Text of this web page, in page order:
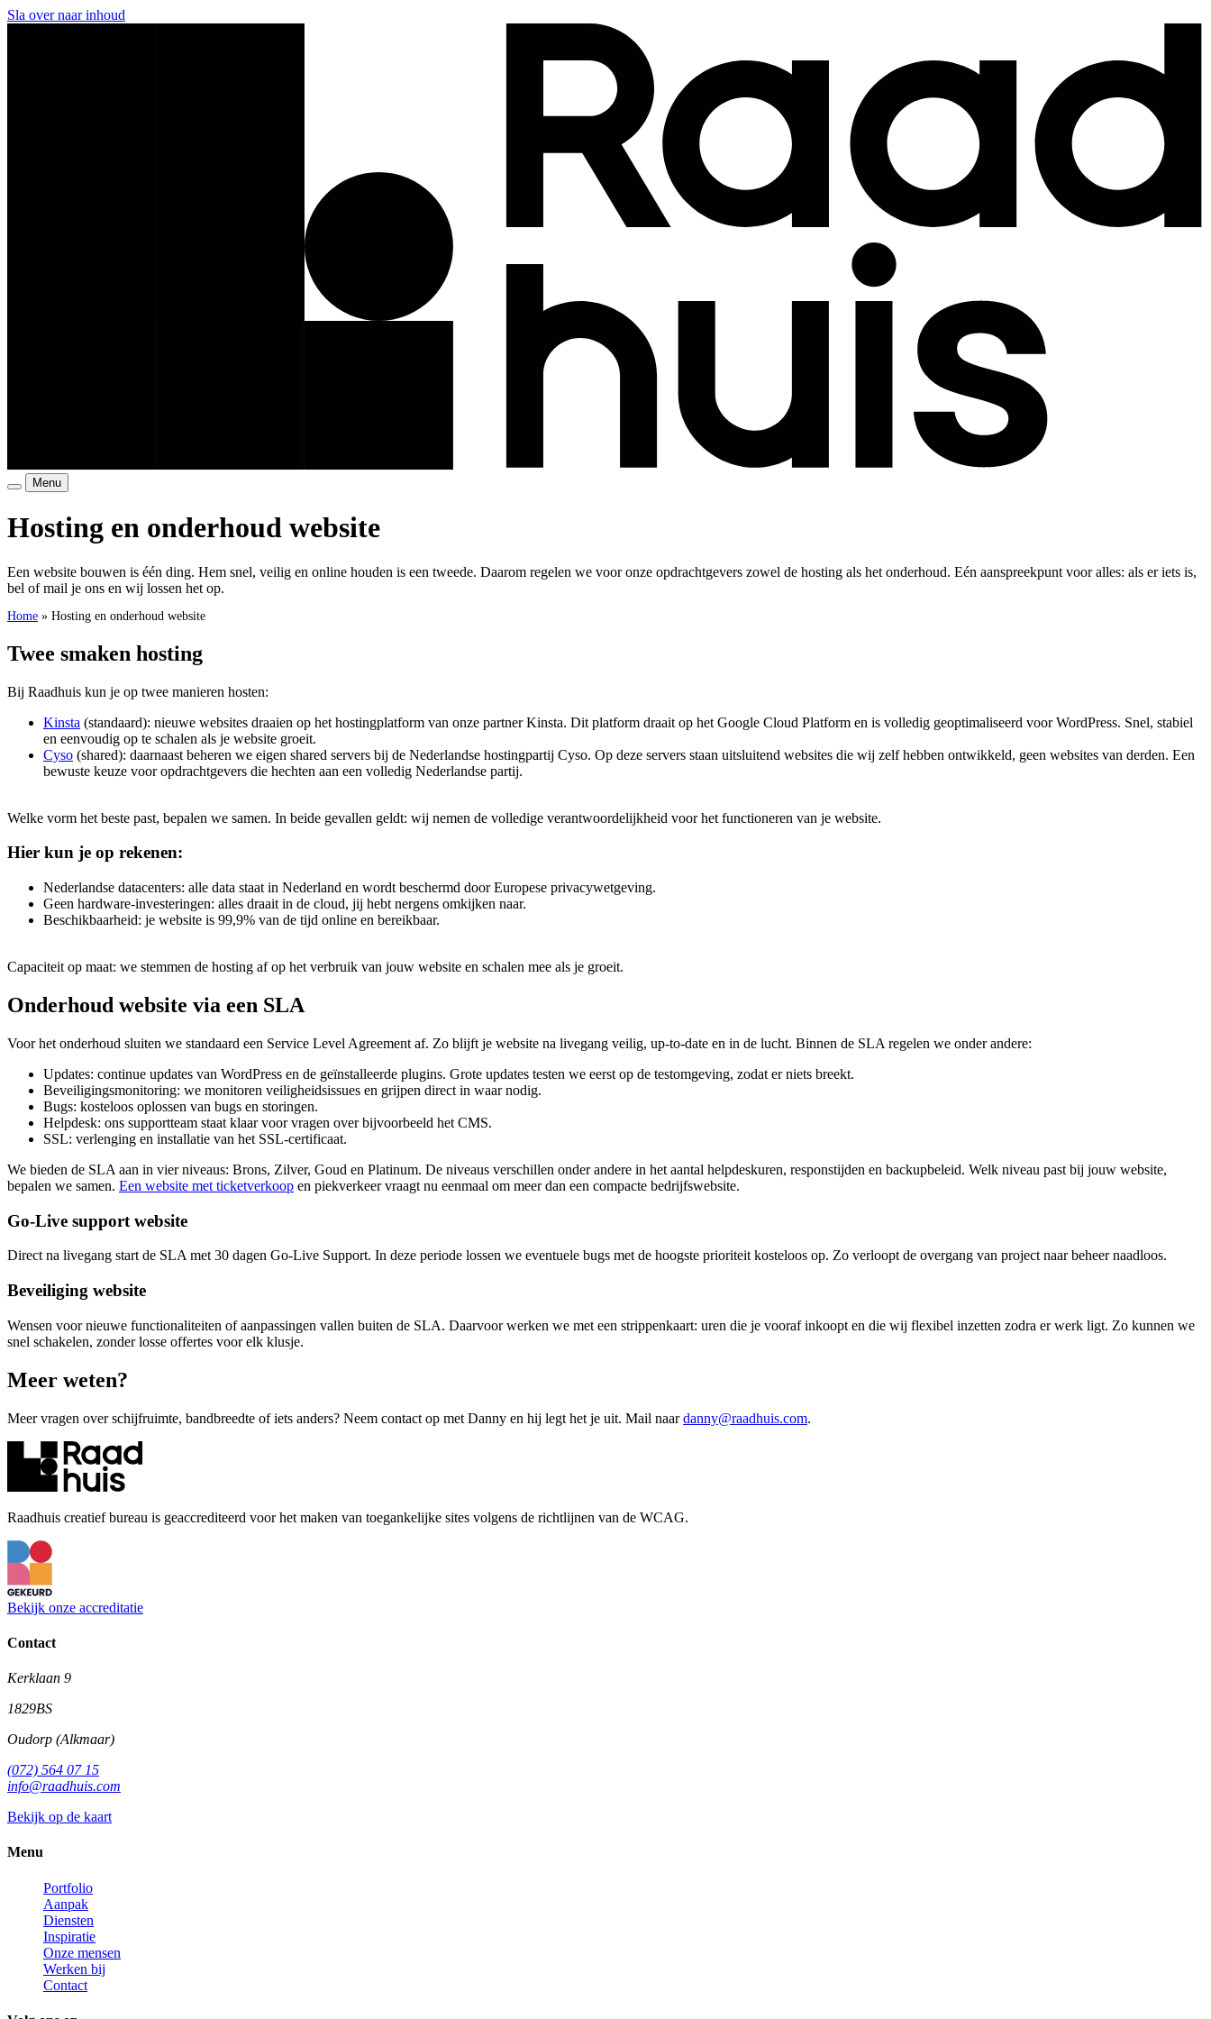
Sla over naar inhoud
Menu
Hosting en onderhoud website
Een website bouwen is één ding. Hem snel, veilig en online houden is een tweede. Daarom regelen we voor onze opdrachtgevers zowel de hosting als het onderhoud. Eén aanspreekpunt voor alles: als er iets is,
bel of mail je ons en wij lossen het op.
Home » Hosting en onderhoud website
Twee smaken hosting
Bij Raadhuis kun je op twee manieren hosten:
Kinsta (standaard): nieuwe websites draaien op het hostingplatform van onze partner Kinsta. Dit platform draait op het Google Cloud Platform en is volledig geoptimaliseerd voor WordPress. Snel, stabiel
en eenvoudig op te schalen als je website groeit.
Cyso (shared): daarnaast beheren we eigen shared servers bij de Nederlandse hostingpartij Cyso. Op deze servers staan uitsluitend websites die wij zelf hebben ontwikkeld, geen websites van derden. Een
bewuste keuze voor opdrachtgevers die hechten aan een volledig Nederlandse partij.
Welke vorm het beste past, bepalen we samen. In beide gevallen geldt: wij nemen de volledige verantwoordelijkheid voor het functioneren van je website.
Hier kun je op rekenen:
Nederlandse datacenters: alle data staat in Nederland en wordt beschermd door Europese privacywetgeving.
Geen hardware-investeringen: alles draait in de cloud, jij hebt nergens omkijken naar.
Beschikbaarheid: je website is 99,9% van de tijd online en bereikbaar.
Capaciteit op maat: we stemmen de hosting af op het verbruik van jouw website en schalen mee als je groeit.
Onderhoud website via een SLA
Voor het onderhoud sluiten we standaard een Service Level Agreement af. Zo blijft je website na livegang veilig, up-to-date en in de lucht. Binnen de SLA regelen we onder andere:
Updates: continue updates van WordPress en de geïnstalleerde plugins. Grote updates testen we eerst op de testomgeving, zodat er niets breekt.
Beveiligingsmonitoring: we monitoren veiligheidsissues en grijpen direct in waar nodig.
Bugs: kosteloos oplossen van bugs en storingen.
Helpdesk: ons supportteam staat klaar voor vragen over bijvoorbeeld het CMS.
SSL: verlenging en installatie van het SSL-certificaat.
We bieden de SLA aan in vier niveaus: Brons, Zilver, Goud en Platinum. De niveaus verschillen onder andere in het aantal helpdeskuren, responstijden en backupbeleid. Welk niveau past bij jouw website,
bepalen we samen. Een website met ticketverkoop en piekverkeer vraagt nu eenmaal om meer dan een compacte bedrijfswebsite.
Go-Live support website
Direct na livegang start de SLA met 30 dagen Go-Live Support. In deze periode lossen we eventuele bugs met de hoogste prioriteit kosteloos op. Zo verloopt de overgang van project naar beheer naadloos.
Beveiliging website
Wensen voor nieuwe functionaliteiten of aanpassingen vallen buiten de SLA. Daarvoor werken we met een strippenkaart: uren die je vooraf inkoopt en die wij flexibel inzetten zodra er werk ligt. Zo kunnen we
snel schakelen, zonder losse offertes voor elk klusje.
Meer weten?
Meer vragen over schijfruimte, bandbreedte of iets anders? Neem contact op met Danny en hij legt het je uit. Mail naardanny@raadhuis.com.
Raadhuis creatief bureau is geaccrediteerd voor het maken van toegankelijke sites volgens de richtlijnen van de WCAG.
Bekijk onze accreditatie
Contact
Kerklaan 9
1829BS
Oudorp (Alkmaar)
(072) 564 07 15
info@raadhuis.com
Bekijk op de kaart
Menu
Portfolio
Aanpak
Diensten
Inspiratie
Onze mensen
Werken bij
Contact